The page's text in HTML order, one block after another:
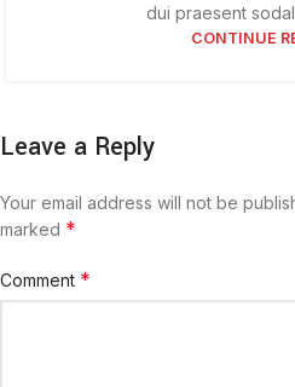
dui praesent
CONTINUE
Leave a Reply
Your email address will not be
marked *
Comment *